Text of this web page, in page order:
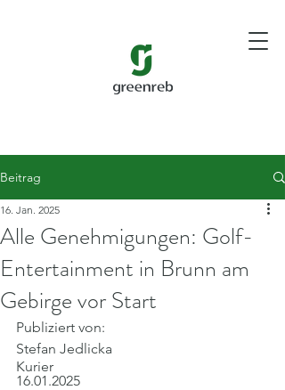
Beitrag
Alle Genehmigungen: Golf-
Entertainment in Brunn am
Gebirge vor Start
16. Jan. 2025
Publiziert von:
Stefan Jedlicka
Kurier
16.01.2025